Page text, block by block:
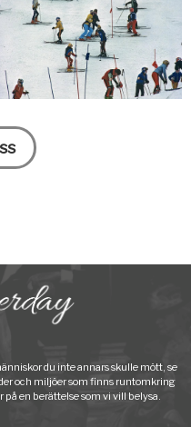
du inte annars skulle mött, se
och miljöer som finns runtomkring
en berättelse som vi vill belysa.